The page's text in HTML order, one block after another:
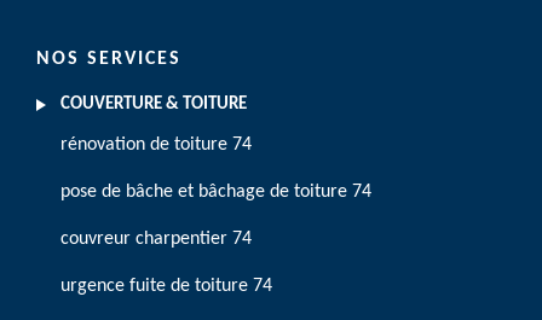
NOS SERVICES
COUVERTURE & TOITURE
rénovation de toiture 74
pose de bâche et bâchage de toiture 74
couvreur charpentier 74
urgence fuite de toiture 74